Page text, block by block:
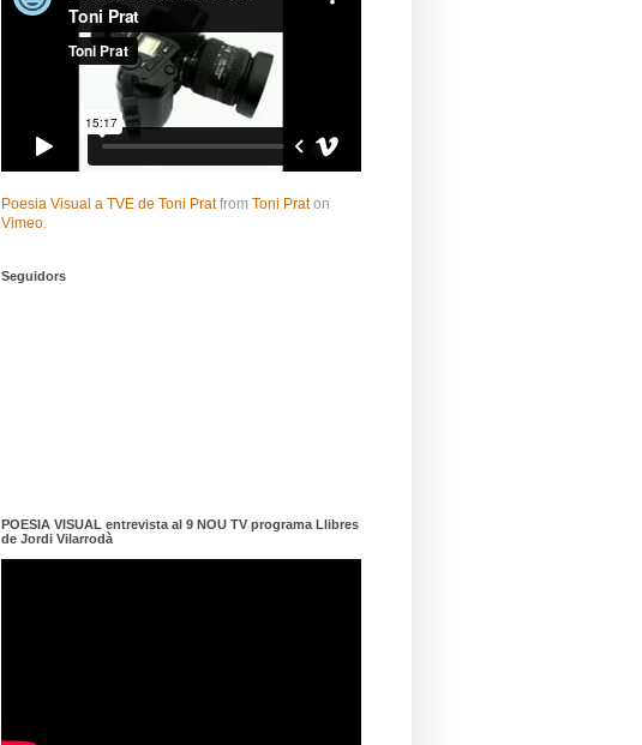
Poesia Visual a TVE de Toni Pratfrom Toni Praton
Vimeo.
Seguidors
POESIA VISUAL entrevista al 9 NOU TV programa Llibres
de Jordi Vilarrodà